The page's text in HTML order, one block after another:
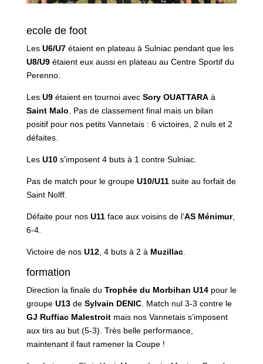
ecole de foot
Les U6/U7étaient en plateau à Sulniac pendant que les
U8/U9étaient eux aussi en plateau au Centre Sportif du
Perenno.
Les U9étaient en tournoi avec Sory OUATTARAà
Saint Malo . Pas de classement final mais un bilan
positif pour nos petits Vannetais : 6 victoires, 2 nuls et 2
défaites.
Les U10s’imposent 4 buts à 1 contre Sulniac.
Pas de match pour le groupe U10/U11suite au forfait de
Saint Nolff.
Défaite pour nos U11face aux voisins de l’AS Ménimur,
6-4.
Victoire de nos U12, 4 buts à 2 à Muzillac.
formation
Direction la finale du Trophée du Morbihan U14pour le
groupe U13de Sylvain DENIC. Match nul 3-3 contre le
GJ Ruffiac Malestroitmais nos Vannetais s’imposent
aux tirs au but (5-3). Très belle performance,
maintenant il faut ramener la Coupe !